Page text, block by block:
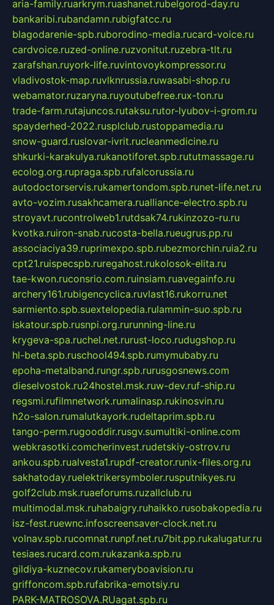
aria-family.ruarkrym.ruashanet.rubelgorod-day.ru
bankaribi.rubandamn.rubigfatcc.ru
blagodarenie-spb.ruborodino-media.rucard-voice.ru
cardvoice.ruzed-online.ruzvonitut.ruzebra-tlt.ru
zarafshan.ruyork-life.ruvintovoykompressor.ru
vladivostok-map.ruvlknrussia.ruwasabi-shop.ru
webamator.ruzaryna.ruyoutubefree.rux-ton.ru
trade-farm.rutajuncos.rutaksu.rutor-lyubov-i-grom.ru
spayderhed-2022.rusplclub.rustoppamedia.ru
snow-guard.ruslovar-ivrit.rucleanmedicine.ru
shkurki-karakulya.rukanotiforet.spb.rututmassage.ru
ecolog.org.rupraga.spb.rufalcorussia.ru
autodoctorservis.rukamertondom.spb.runet-life.net.ru
avto-vozim.rusakhcamera.rualliance-electro.spb.ru
stroyavt.rucontrolweb1.rutdsak74.rukinzozo-ru.ru
kvotka.ruiron-snab.rucosta-bella.rueugrus.pp.ru
associaciya39.ruprimexpo.spb.rubezmorchin.ruia2.ru
cpt21.ruispecspb.ruregahost.rukolosok-elita.ru
tae-kwon.ruconsrio.com.ruinsiam.ruavegainfo.ru
archery161.rubigencyclica.ruvlast16.rukorru.net
sarmiento.spb.suextelopedia.rulammin-suo.spb.ru
iskatour.spb.rusnpi.org.rurunning-line.ru
krygeva-spa.ruchel.net.rurust-loco.rudugshop.ru
hl-beta.spb.ruschool494.spb.rumymubaby.ru
epoha-metalband.rungr.spb.rurusgosnews.com
dieselvostok.ru24hostel.msk.ruw-dev.ruf-ship.ru
regsmi.rufilmnetwork.rumalinasp.rukinosvin.ru
h2o-salon.rumalutkayork.rudeltaprim.spb.ru
tango-perm.rugooddir.rusgv.sumultiki-online.com
webkrasotki.comcherinvest.rudetskiy-ostrov.ru
ankou.spb.rualvesta1.rupdf-creator.runix-files.org.ru
sakhatoday.ruelektrikersymboler.rusputnikyes.ru
golf2club.msk.ruaeforums.ruzallclub.ru
multimodal.msk.ruhabaigry.ruhaikko.rusobakopedia.ru
isz-fest.ruewnc.infoscreensaver-clock.net.ru
volnav.spb.rucomnat.runpf.net.ru7bit.pp.rukalugatur.ru
tesiaes.rucard.com.rukazanka.spb.ru
gildiya-kuznecov.rukameryboavision.ru
griffoncom.spb.rufabrika-emotsiy.ru
PARK-MATROSOVA.RUagat.spb.ru